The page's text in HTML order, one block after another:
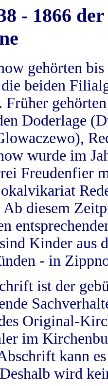
- 1866
gehörten
beiden
Früher
Doderlage
wurde im
Freudenfier
diesem
Kinder aus
- in
ist der
Original-
im
kann
wird